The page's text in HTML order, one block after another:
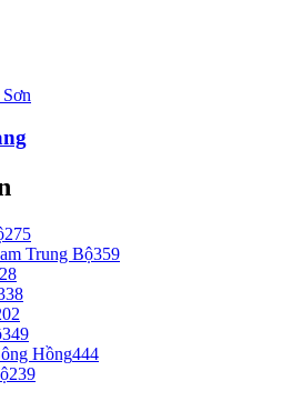
275
Trung Bộ359
349
Hồng444
239